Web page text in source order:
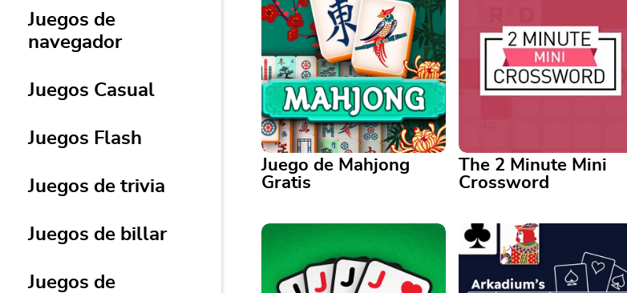
Juegos de
navegador
Juegos Casual
Juegos Flash
Juegos de trivia
Juegos de billar
Juegos de
new twists and daily
challenges
un giro: ¡juega Hurdle hoy!
Juego de Mahjong
Gratis
Just some good, classic
mahjong!
The 2 Minute Mini
Crossword
The 2 Minute Mini Crossword
¿Tienes solo un par de
minutos? Este crucigrama de 10
respuestas es perfecto para ti